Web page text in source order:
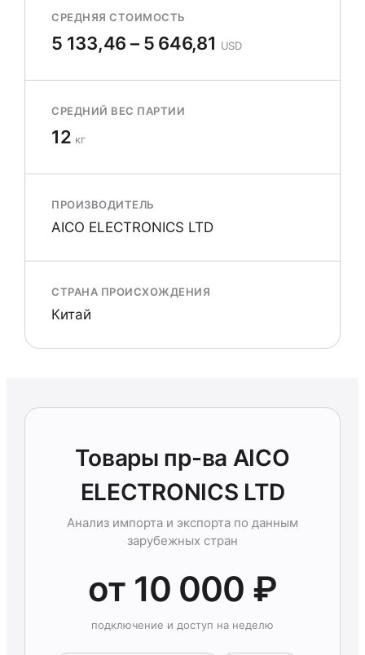
СРЕДНЯЯ СТОИМОСТЬ
5 133,46 – 5 646,81 USD
СРЕДНИЙ ВЕС ПАРТИИ
12 кг
ПРОИЗВОДИТЕЛЬ
AICO ELECTRONICS LTD
СТРАНА ПРОИСХОЖДЕНИЯ
Китай
Товары пр-ва AICO
ELECTRONICS LTD
Анализ импорта и экспорта по данным
зарубежных стран
от 10 000 ₽
подключение и доступ на неделю